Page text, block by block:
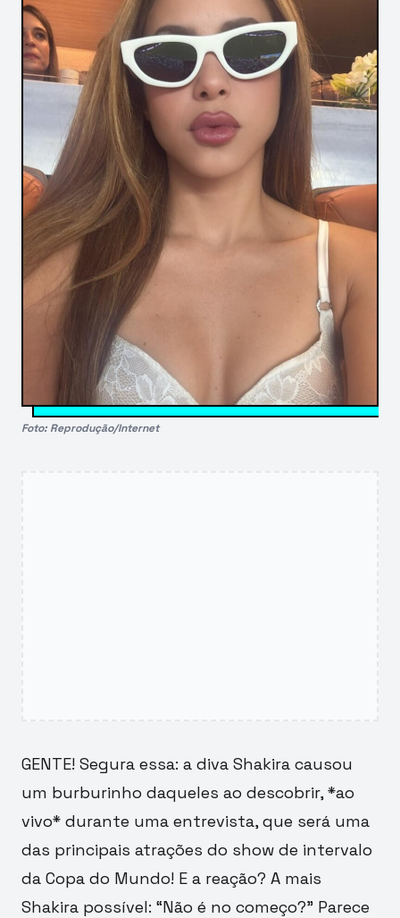
Foto: Reprodução/Internet
GENTE! Segura essa: a diva Shakira causou
um burburinho daqueles ao descobrir, *ao
vivo* durante uma entrevista, que será uma
das principais atrações do show de intervalo
da Copa do Mundo! E a reação? A mais
Shakira possível: “Não é no começo?” Parece